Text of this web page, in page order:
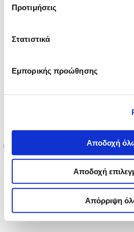
Προτιμήσεις
Στατιστικά
Εμπορικής προώθησης
Αποδοχή
Αποδοχή
Απόρριψη